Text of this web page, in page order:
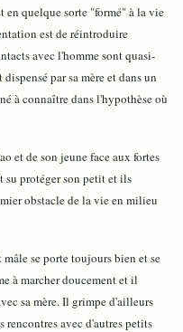
en quelque sorte "formé" à la vie
est de réintroduire
avec l'homme sont quasi-
par sa mère et dans un
à connaître dans l'hypothèse où
et de son jeune face aux fortes
su protéger son petit et ils
obstacle de la vie en milieu
se porte toujours bien et se
à marcher doucement et il
sa mère. Il grimpe d'ailleurs
rencontres avec d'autres petits